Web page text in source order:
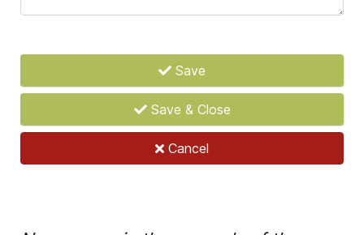
Save
Save & Close
Cancel